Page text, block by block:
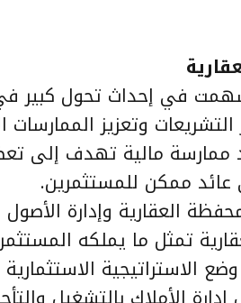
أن رؤية المملكة 2030 أسهمت في إحداث
وتعزيز الممارسات
ممارسة مالية تهدف إلى
عائد ممكن للمستثمرين.
العقارية وإدارة الأصول
تمثل ما يملكه
الاستراتيجية